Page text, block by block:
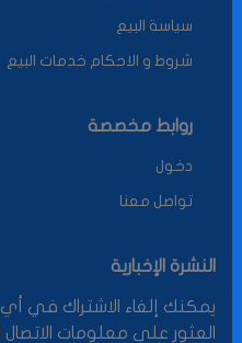
سياسة البيع
شروط و الاحكام خدمات البيع
روابط مخصصة
دخول
تواصل معنا
النشرة الإخبارية
يمكنك إلغاء الاشتراك في
العثور على معلومات الاتصال